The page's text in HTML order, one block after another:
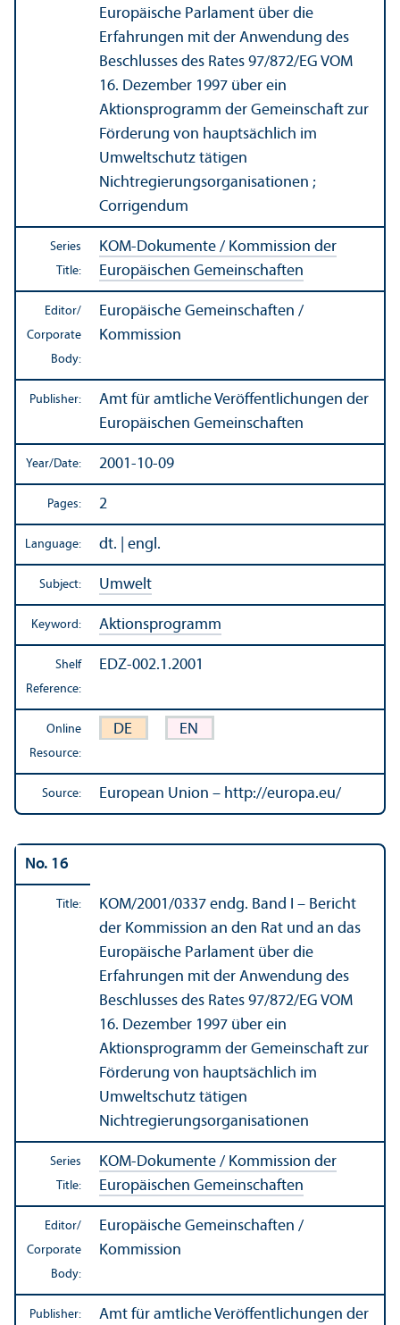
Europäische Parlament über die
Erfahrungen mit der Anwendung des
Beschlusses des Rates 97/872/EG VOM
16. Dezember 1997 über ein
Aktionsprogramm der Gemeinschaft zur
Förderung von hauptsächlich im
Umweltschutz tätigen
Nichtregierungsorganisationen ;
Corrigendum
Series
Title:
KOM-Dokumente / Kommission der
Europäischen Gemeinschaften
Editor/
Corporate
Body:
Europäische Gemeinschaften /
Kommission
Publisher:
Amt für amtliche Veröffentlichungen der
Europäischen Gemeinschaften
Year/Date: 2001-10-09
Pages: 2
Language: dt. | engl.
Subject: Umwelt
Keyword: Aktionsprogramm
Shelf
Reference:
EDZ-002.1.2001
Online
Resource:
DE EN
Source: European Union – http://europa.eu/
No. 16
Title: KOM/2001/0337 endg. Band I – Bericht
der Kommission an den Rat und an das
Europäische Parlament über die
Erfahrungen mit der Anwendung des
Beschlusses des Rates 97/872/EG VOM
16. Dezember 1997 über ein
Aktionsprogramm der Gemeinschaft zur
Förderung von hauptsächlich im
Umweltschutz tätigen
Nichtregierungsorganisationen
Series
Title:
KOM-Dokumente / Kommission der
Europäischen Gemeinschaften
Editor/
Corporate
Body:
Europäische Gemeinschaften /
Kommission
Publisher:
Amt für amtliche Veröffentlichungen der